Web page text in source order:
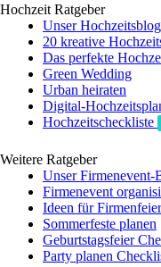
Hochzeit Ratgeber
Unser Hochzeitsblog
20 kreative
Das perfekte
Green Wedding
Urban heiraten
Digital-
Hochzeits­checkliste
Weitere Ratgeber
Unser Firmenevent-
Firmenevent
Ideen für
Sommerfeste planen
Geburtstagsfeier
Party planen